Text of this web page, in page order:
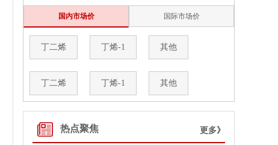
国内市场价 国际市场价
丁二烯 丁烯-1 其他
丁二烯 丁烯-1 其他
热点聚焦 更多》